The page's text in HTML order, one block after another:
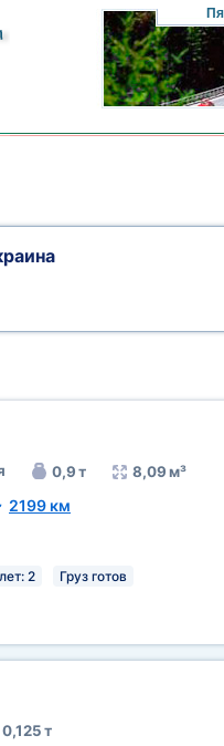
0,9 т 8,09 м³
2199 км
2 Груз готов
0,125 т